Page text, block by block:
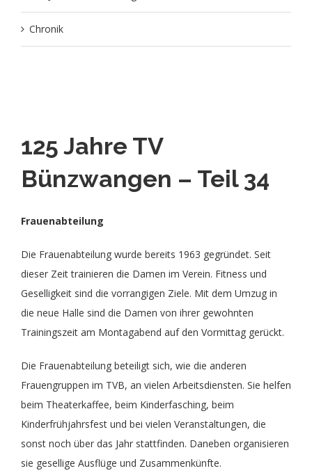
Chronik
125 Jahre TV
Bünzwangen – Teil 34
Frauenabteilung
Die Frauenabteilung wurde bereits 1963 gegründet. Seit
dieser Zeit trainieren die Damen im Verein. Fitness und
Geselligkeit sind die vorrangigen Ziele. Mit dem Umzug in
die neue Halle sind die Damen von ihrer gewohnten
Trainingszeit am Montagabend auf den Vormittag gerückt.
Die Frauenabteilung beteiligt sich, wie die anderen
Frauengruppen im TVB, an vielen Arbeitsdiensten. Sie helfen
beim Theaterkaffee, beim Kinderfasching, beim
Kinderfrühjahrsfest und bei vielen Veranstaltungen, die
sonst noch über das Jahr stattfinden. Daneben organisieren
sie gesellige Ausflüge und Zusammenkünfte.